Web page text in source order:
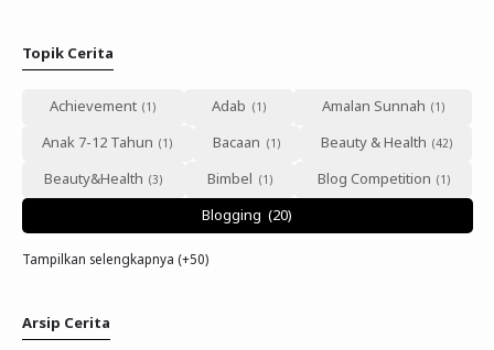
Topik Cerita
Achievement Adab
Amalan Sunnah
Anak 7-12 Tahun
Bacaan
Beauty & Health
Beauty&Health
Bimbel
Blog Competition
Blogging
Tampilkan selengkapnya (+50)
Arsip Cerita